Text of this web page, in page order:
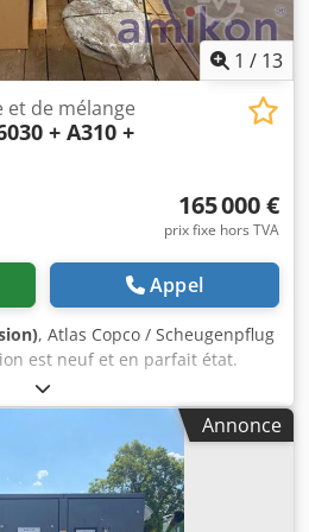
1 / 13
et de mélange
+ A310 +
165 000 €
prix fixe hors TVA
Appel
, Atlas Copco / Scheugenpflug
est neuf et en parfait état.
automatique et complet, de
Mélange de deux composants
directement pendant le
du matériau à des positions
des pièces à l'aide d'un
Fonctionnement en mode
Annonce